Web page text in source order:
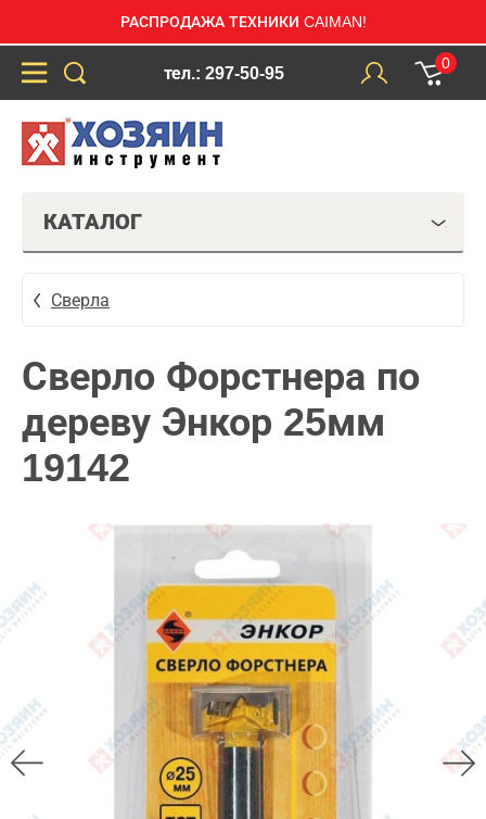
РАСПРОДАЖА ТЕХНИКИ CAIMAN!
тел.: 297-50-95
0
КАТАЛОГ
Сверла
Сверло Форстнера по
дереву Энкор 25мм
19142